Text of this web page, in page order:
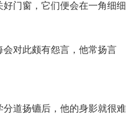
门窗，它们便会在一角细细
对此颇有怨言，他常扬言
道扬镳后，他的身影就很难